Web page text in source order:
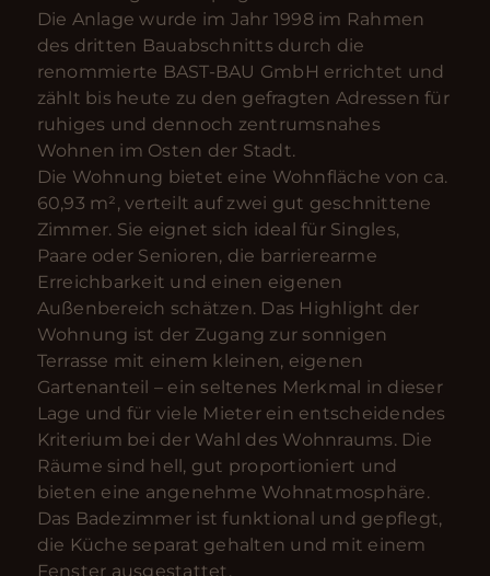
Die Anlage wurde im Jahr 1998 im Rahmen
des dritten Bauabschnitts durch die
renommierte BAST-BAU GmbH errichtet und
zählt bis heute zu den gefragten Adressen für
ruhiges und dennoch zentrumsnahes
Wohnen im Osten der Stadt.
Die Wohnung bietet eine Wohnfläche von ca.
60,93 m², verteilt auf zwei gut geschnittene
Zimmer. Sie eignet sich ideal für Singles,
Paare oder Senioren, die barrierearme
Erreichbarkeit und einen eigenen
Außenbereich schätzen. Das Highlight der
Wohnung ist der Zugang zur sonnigen
Terrasse mit einem kleinen, eigenen
Gartenanteil – ein seltenes Merkmal in dieser
Lage und für viele Mieter ein entscheidendes
Kriterium bei der Wahl des Wohnraums. Die
Räume sind hell, gut proportioniert und
bieten eine angenehme Wohnatmosphäre.
Das Badezimmer ist funktional und gepflegt,
die Küche separat gehalten und mit einem
Fenster ausgestattet.